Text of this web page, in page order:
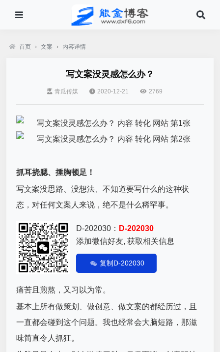
首页 › 文案 › 内容详情
写文案没灵感怎么办？
青瓜传媒 2020-12-21 2769
抓耳挠腮、捶胸顿足！
写文案没思路、没想法、不知道要写什么的这种状
态，对任何文案人来说，绝不是什么稀罕事。
D-202030： D-202030
添加微信好友, 获取相关信息
复制D-202030
痛苦且煎熬，又习以为常。
基本上所有做策划、做创意、做文案的都经历过，且
一直都会碰到这个问题。我也经常会大脑短路，那滋
味简直令人抓狂。